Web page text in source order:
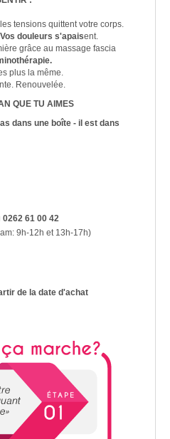
tensions quittent votre corps.
Vos douleurs s'apaisent.
grâce au massage fascia
plus la même.
Renouvelée.
QUE TU AIMES
dans une boîte - il est dans
0262 61 00 42
9h-12h et 13h-17h)
de la date d'achat